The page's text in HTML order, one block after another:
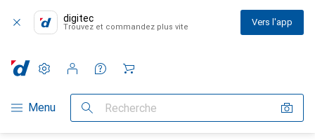
digitec
Trouvez et commandez plus vite Vers l'app
Navigation par catégorie
Menu Recherche
Paramètres
Compte client
Listes de comparaison
Listes d'envies
Panier